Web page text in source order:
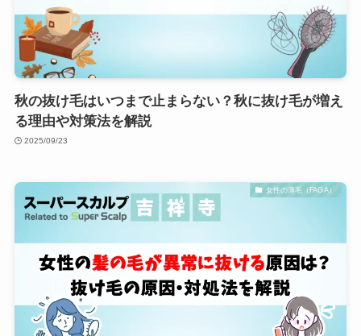
秋の抜け毛はいつまで止まらない？秋に抜け毛が増え
る理由や対策法を解説
2025/09/23
女性の薄毛（FAGA）